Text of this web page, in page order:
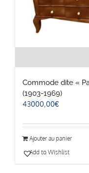
Commode dite «
(1903-1969)
43000,00€
Ajouter au panier
Add to Wishlist